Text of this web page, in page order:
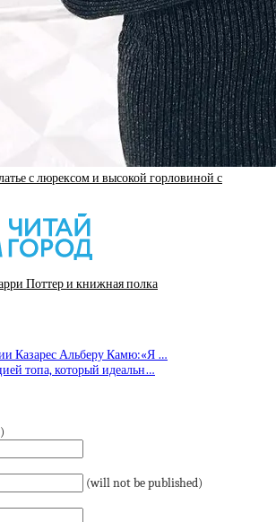
с люрексом и высокой горловиной с
Поттер и книжная полка
Казарес Альберу Камю:«Я …
топа, который идеальн…
(will not be published)